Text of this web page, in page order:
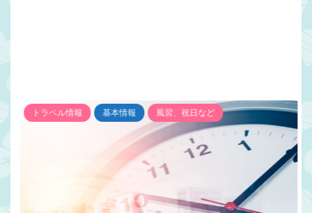
トラベル情報 基本情報 風習、祝日など